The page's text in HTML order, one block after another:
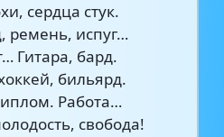
сердца стук.
ремень, испуг…
Гитара, бард.
бильярд.
Работа…
свобода!